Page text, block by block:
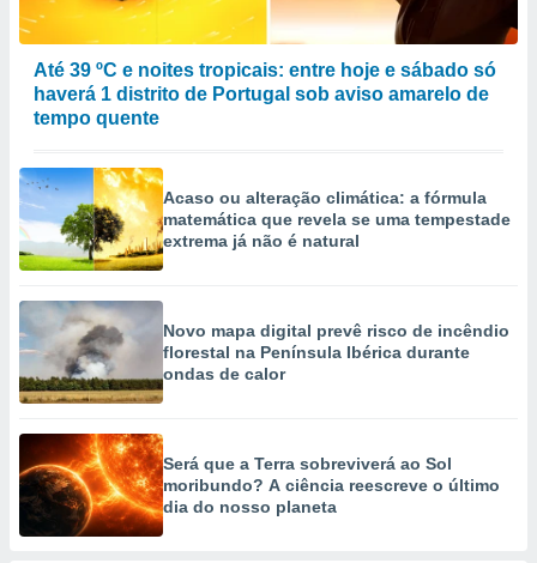
Até 39 ºC e noites tropicais: entre hoje e sábado só
haverá 1 distrito de Portugal sob aviso amarelo de
tempo quente
Acaso ou alteração climática: a fórmula
matemática que revela se uma tempestade
extrema já não é natural
Novo mapa digital prevê risco de incêndio
florestal na Península Ibérica durante
ondas de calor
Será que a Terra sobreviverá ao Sol
moribundo? A ciência reescreve o último
dia do nosso planeta